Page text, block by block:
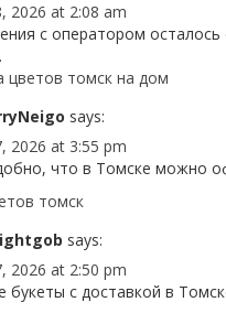
2026 at 2:08 am
с оператором
цветов томск на дом
says:
2026 at 3:55 pm
что в Томске можно
томск
says:
2026 at 2:50 pm
букеты с доставкой в